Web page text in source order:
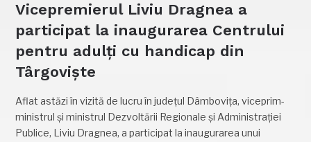
Vicepremierul Liviu Dragnea a
participat la inaugurarea Centrului
pentru adulți cu handicap din
Târgoviște
Aflat astăzi în vizită de lucru în județul Dâmbovița, viceprim-
ministrul și ministrul Dezvoltării Regionale și Administrației
Publice, Liviu Dragnea, a participat la inaugurarea unui